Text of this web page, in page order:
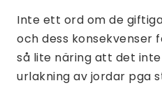
Inte ett ord om de
och dess konsekvenser
så lite näring att det
urlakning av jordar pga